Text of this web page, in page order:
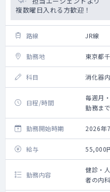
複数曜日入れる方歓迎！
路線 JR線
勤務地 東京都
科目 消化器
日程/時間
毎週月
勤務ま
2026年
勤務開始時期
2026年
給与 55,000
勤務内容
健診・
者の内